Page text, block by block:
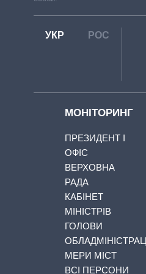
УКР РОС
МОНІТОРИНГ
ПРЕЗИДЕНТ І
ОФІС
ВЕРХОВНА
РАДА
КАБІНЕТ
МІНІСТРІВ
ГОЛОВИ
МЕРИ МІСТ
ВСІ ПЕРСОНИ